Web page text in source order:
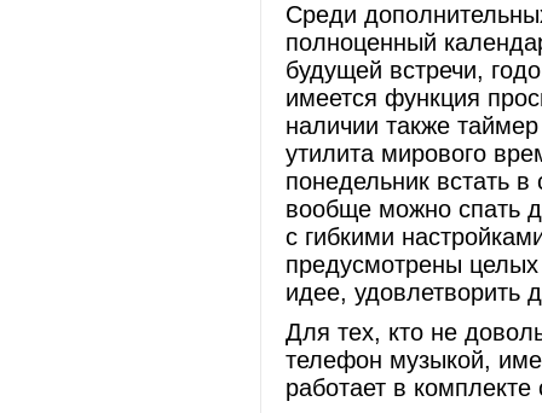
Среди
полноценный
будущей встречи,
имеется функция
наличии также
утилита мирового
понедельник встать
вообще можно спать
с гибкими
предусмотрены
идее, удовлетворить
Для тех, кто не
телефон музыкой,
работает в комплекте